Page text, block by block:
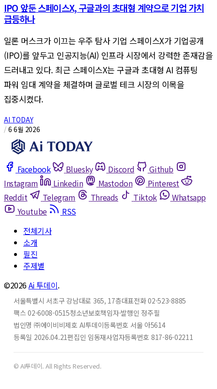
IPO 앞둔 스페이스X, 구글과의 초대형 계약으로 기업 가치
급등하나
일론 머스크가 이끄는 우주 탐사 기업 스페이스X가 기업공개
(IPO)를 앞두고 인공지능(AI) 인프라 시장에서 강력한 존재감을
드러내고 있다. 최근 스페이스X는 구글과 초대형 AI 컴퓨팅
파워 임대 계약을 체결하며 글로벌 테크 시장의 이목을
집중시켰다.
AI TODAY
/ 6 6월 2026
Facebook Bluesky Discord
Github
Instagram
Linkedin Mastodon
Pinterest
Reddit
Telegram Threads Tiktok
Whatsapp
Youtube
RSS
전체기사
소개
필진
주제별
©2026Ai 투데이.
서울특별시 서초구 강남대로 365, 17층대표전화 02-523-8885
팩스 02-6008-0515청소년보호책임자·발행인 정주필
법인명 ㈜에이비비제호 AI투데이등록번호 서울 아5614
등록일 2026.04.21편집인 임동재사업자등록번호 817-86-02211
© AI투데이. All Rights Reserved.